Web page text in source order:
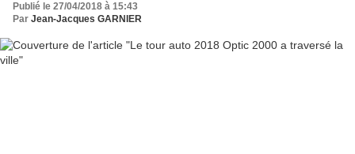
Publié le 27/04/2018 à 15:43
Par Jean-Jacques GARNIER